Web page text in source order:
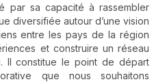
par sa capacité à rassembler
diversifiée autour d’une vision
entre les pays de la région
et construire un réseau
Il constitue le point de départ
que nous souhaitons